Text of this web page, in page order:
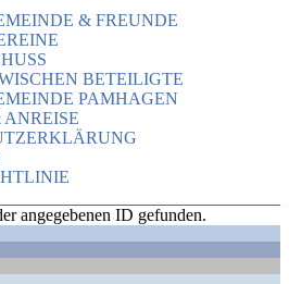
& FREUNDE
BETEILIGTE
PAMHAGEN
angegebenen ID gefunden.